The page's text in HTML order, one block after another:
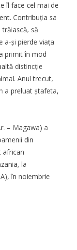
îl face cel mai de
Contribuția sa
să
a-și pierde viața
primit în mod
distincție
Anul trecut,
a preluat ștafeta,
– Magawa) a
din
african
la
în noiembrie